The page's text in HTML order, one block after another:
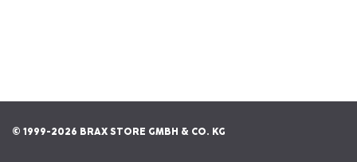
© 1999-2026 BRAX STORE GMBH & CO. KG